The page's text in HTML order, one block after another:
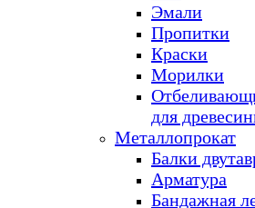
Эмали
Пропитки
Краски
Морилки
для
Металлопрокат
Балки
Арматура
Бандажная